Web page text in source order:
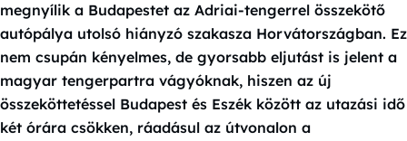
megnyílik a Budapestet az Adriai-tengerrel összekötő
autópálya utolsó hiányzó szakasza Horvátországban. Ez
nem csupán kényelmes, de gyorsabb eljutást is jelent a
magyar tengerpartra vágyóknak, hiszen az új
összeköttetéssel Budapest és Eszék között az utazási idő
két órára csökken, ráadásul az útvonalon a